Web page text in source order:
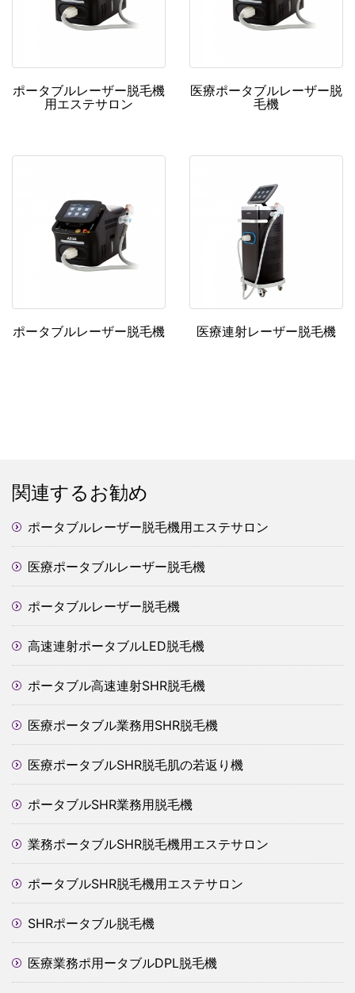
ポータブルレーザー脱毛機
用エステサロン
医療ポータブルレーザー脱
毛機
ポータブルレーザー脱毛機 医療連射レーザー脱毛機
関連するお勧め
ポータブルレーザー脱毛機用エステサロン
医療ポータブルレーザー脱毛機
ポータブルレーザー脱毛機
高速連射ポータブルLED脱毛機
ポータブル高速連射SHR脱毛機
医療ポータブル業務用SHR脱毛機
医療ポータブルSHR脱毛肌の若返り機
ポータブルSHR業務用脱毛機
業務ポータブルSHR脱毛機用エステサロン
ポータブルSHR脱毛機用エステサロン
SHRポータブル脱毛機
医療業務ポ用ータブルDPL脱毛機